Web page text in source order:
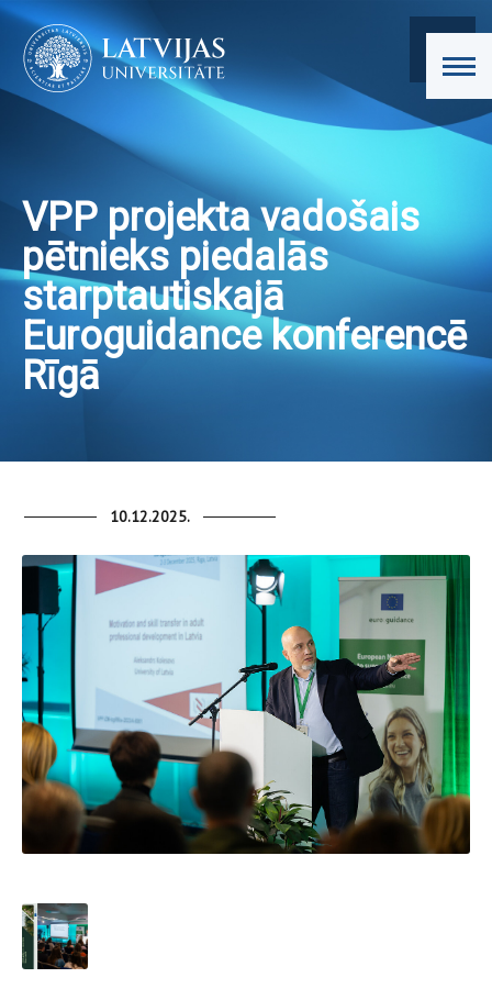
VPP projekta vadošais
pētnieks piedalās
starptautiskajā
Euroguidance konferencē
Rīgā
10.12.2025.